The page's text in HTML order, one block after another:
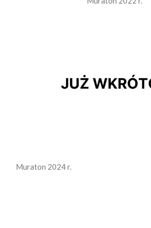
Muraton 2024 r.